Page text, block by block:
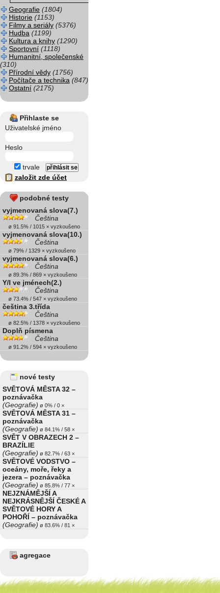
Geografie (1804)
Historie (1153)
Filmy a seriály (5376)
Hudba (1199)
Kultura a knihy (1290)
Sportovní (1118)
Humanitní, společenské
(310)
Přírodní vědy (1756)
Počítače a technika (847)
Ostatní (2175)
Přihlaste se
Uživatelské jméno
Heslo
trvale
založit zde účet
podobné testy
vyjmenovaná slova(7.)
Čeština
ø 91.5% / 1015 × vyzkoušeno
vyjmenovaná slova(10.)
Čeština
ø 79% / 1329 × vyzkoušeno
vyjmenovaná slova(6.)
Čeština
ø 89.3% / 869 × vyzkoušeno
Y/I ve jménech(2.)
Čeština
ø 73.4% / 547 × vyzkoušeno
čeština 3.třída
Čeština
ø 82.5% / 1378 × vyzkoušeno
Doplň písmena
Čeština
ø 91.2% / 594 × vyzkoušeno
nové testy
SVĚTOVÁ MĚSTA 32 –
poznávačka
(Geografie) ø 0% / 0 ×
SVĚTOVÁ MĚSTA 31 –
poznávačka
(Geografie) ø 84.1% / 58 ×
SVĚT V OBRAZECH 2 –
BRAZÍLIE
(Geografie) ø 82.7% / 63 ×
SVĚTOVÉ VODSTVO –
oceány, moře, řeky a
jezera – poznávačka
(Geografie) ø 85.8% / 77 ×
NEJZNÁMĚJŠÍ A
NEJKRÁSNĚJŠÍ ČESKÉ A
SVĚTOVÉ HORY A
POHOŘÍ – poznávačka
(Geografie) ø 83.6% / 81 ×
agregace